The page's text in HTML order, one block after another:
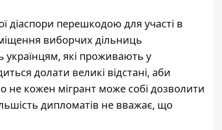
діаспори перешкодою для участі в
виборчих дільниць
українцям, які проживають у
долати великі відстані, аби
не кожен мігрант може собі дозволити
дипломатів не вважає, що